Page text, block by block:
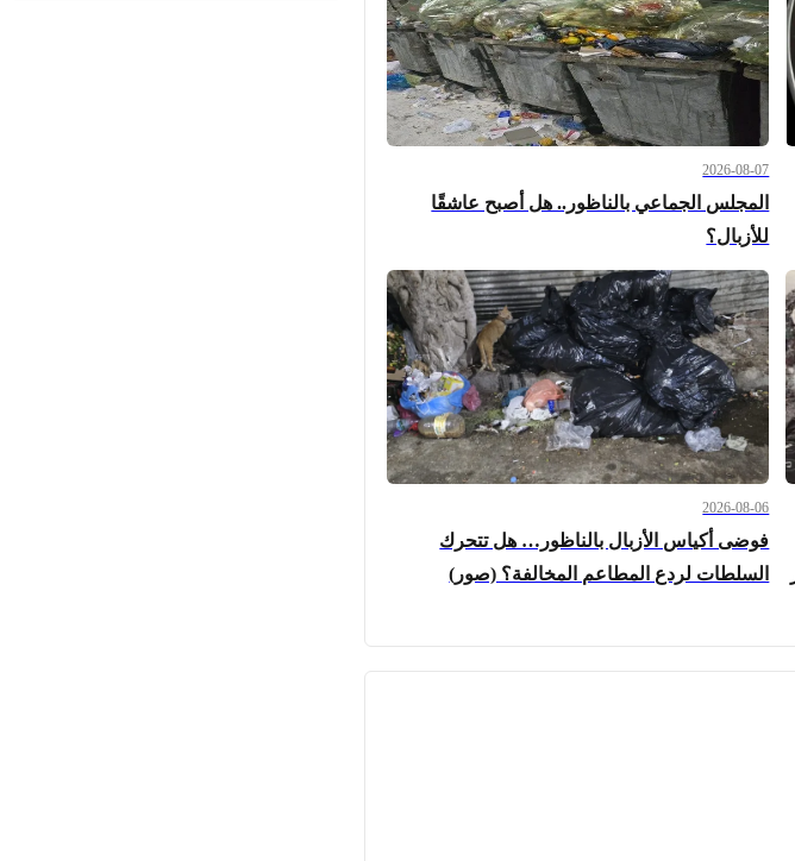
2026-08-07
المجلس الجماعي بالناظور.. هل أصبح عاشقًا
للأزبال؟
2026-08-06
فوضى أكياس الأزبال بالناظور… هل تتحرك
السلطات لردع المطاعم المخالفة؟ (صور)